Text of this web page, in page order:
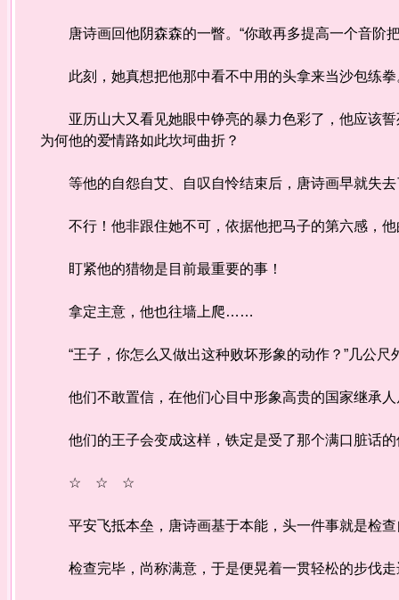
唐诗画回他阴森森的一瞥。“你敢再多提高一个音阶把
此刻，她真想把他那中看不中用的头拿来当沙包练拳
亚历山大又看见她眼中铮亮的暴力色彩了，他应该誓
为何他的爱情路如此坎坷曲折？
等他的自怨自艾、自叹自怜结束后，唐诗画早就失去
不行！他非跟住她不可，依据他把马子的第六感，他
盯紧他的猎物是目前最重要的事！
拿定主意，他也往墙上爬……
“王子，你怎么又做出这种败坏形象的动作？”几公尺
他们不敢置信，在他们心目中形象高贵的国家继承人
他们的王子会变成这样，铁定是受了那个满口脏话
☆ ☆ ☆
平安飞抵本垒，唐诗画基于本能，头一件事就是检查
检查完毕，尚称满意，于是便晃着一贯轻松的步伐走